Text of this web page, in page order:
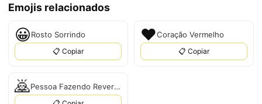
Emojis relacionados
😀Rosto Sorrindo
📋 Copiar
❤Coração Vermelho
📋 Copiar
🙇 Pessoa Fazendo Reverência